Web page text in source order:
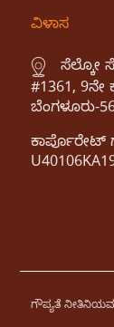
ವಿಳಾಸ
ಸೆಲ್ಕೋ
#1361,
ಬೆಂಗಳೂರು-
ಕಾರ್ಪೊರೇಟ್
ಗೌಪ್ಯತೆ ನೀತಿ